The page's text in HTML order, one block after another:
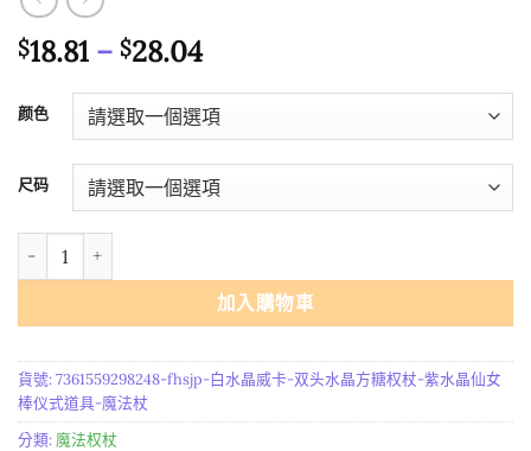
$18.81 – $28.04價
範
圍：
$18.81
到
$28.04
颜色
尺码
FHSJP 白水晶威卡 双头水晶方糖权杖 紫水晶仙女棒仪式道具 魔法杖
加入購物車
貨號:7361559298248-fhsjp-白水晶威卡-双头水晶方糖权杖-紫水晶仙女
棒仪式道具-魔法杖
分類: 魔法权杖